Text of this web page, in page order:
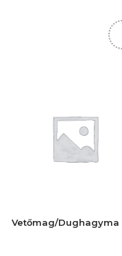
Vetőmag/Dughagyma